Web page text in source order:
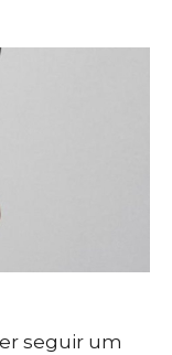
seguir um